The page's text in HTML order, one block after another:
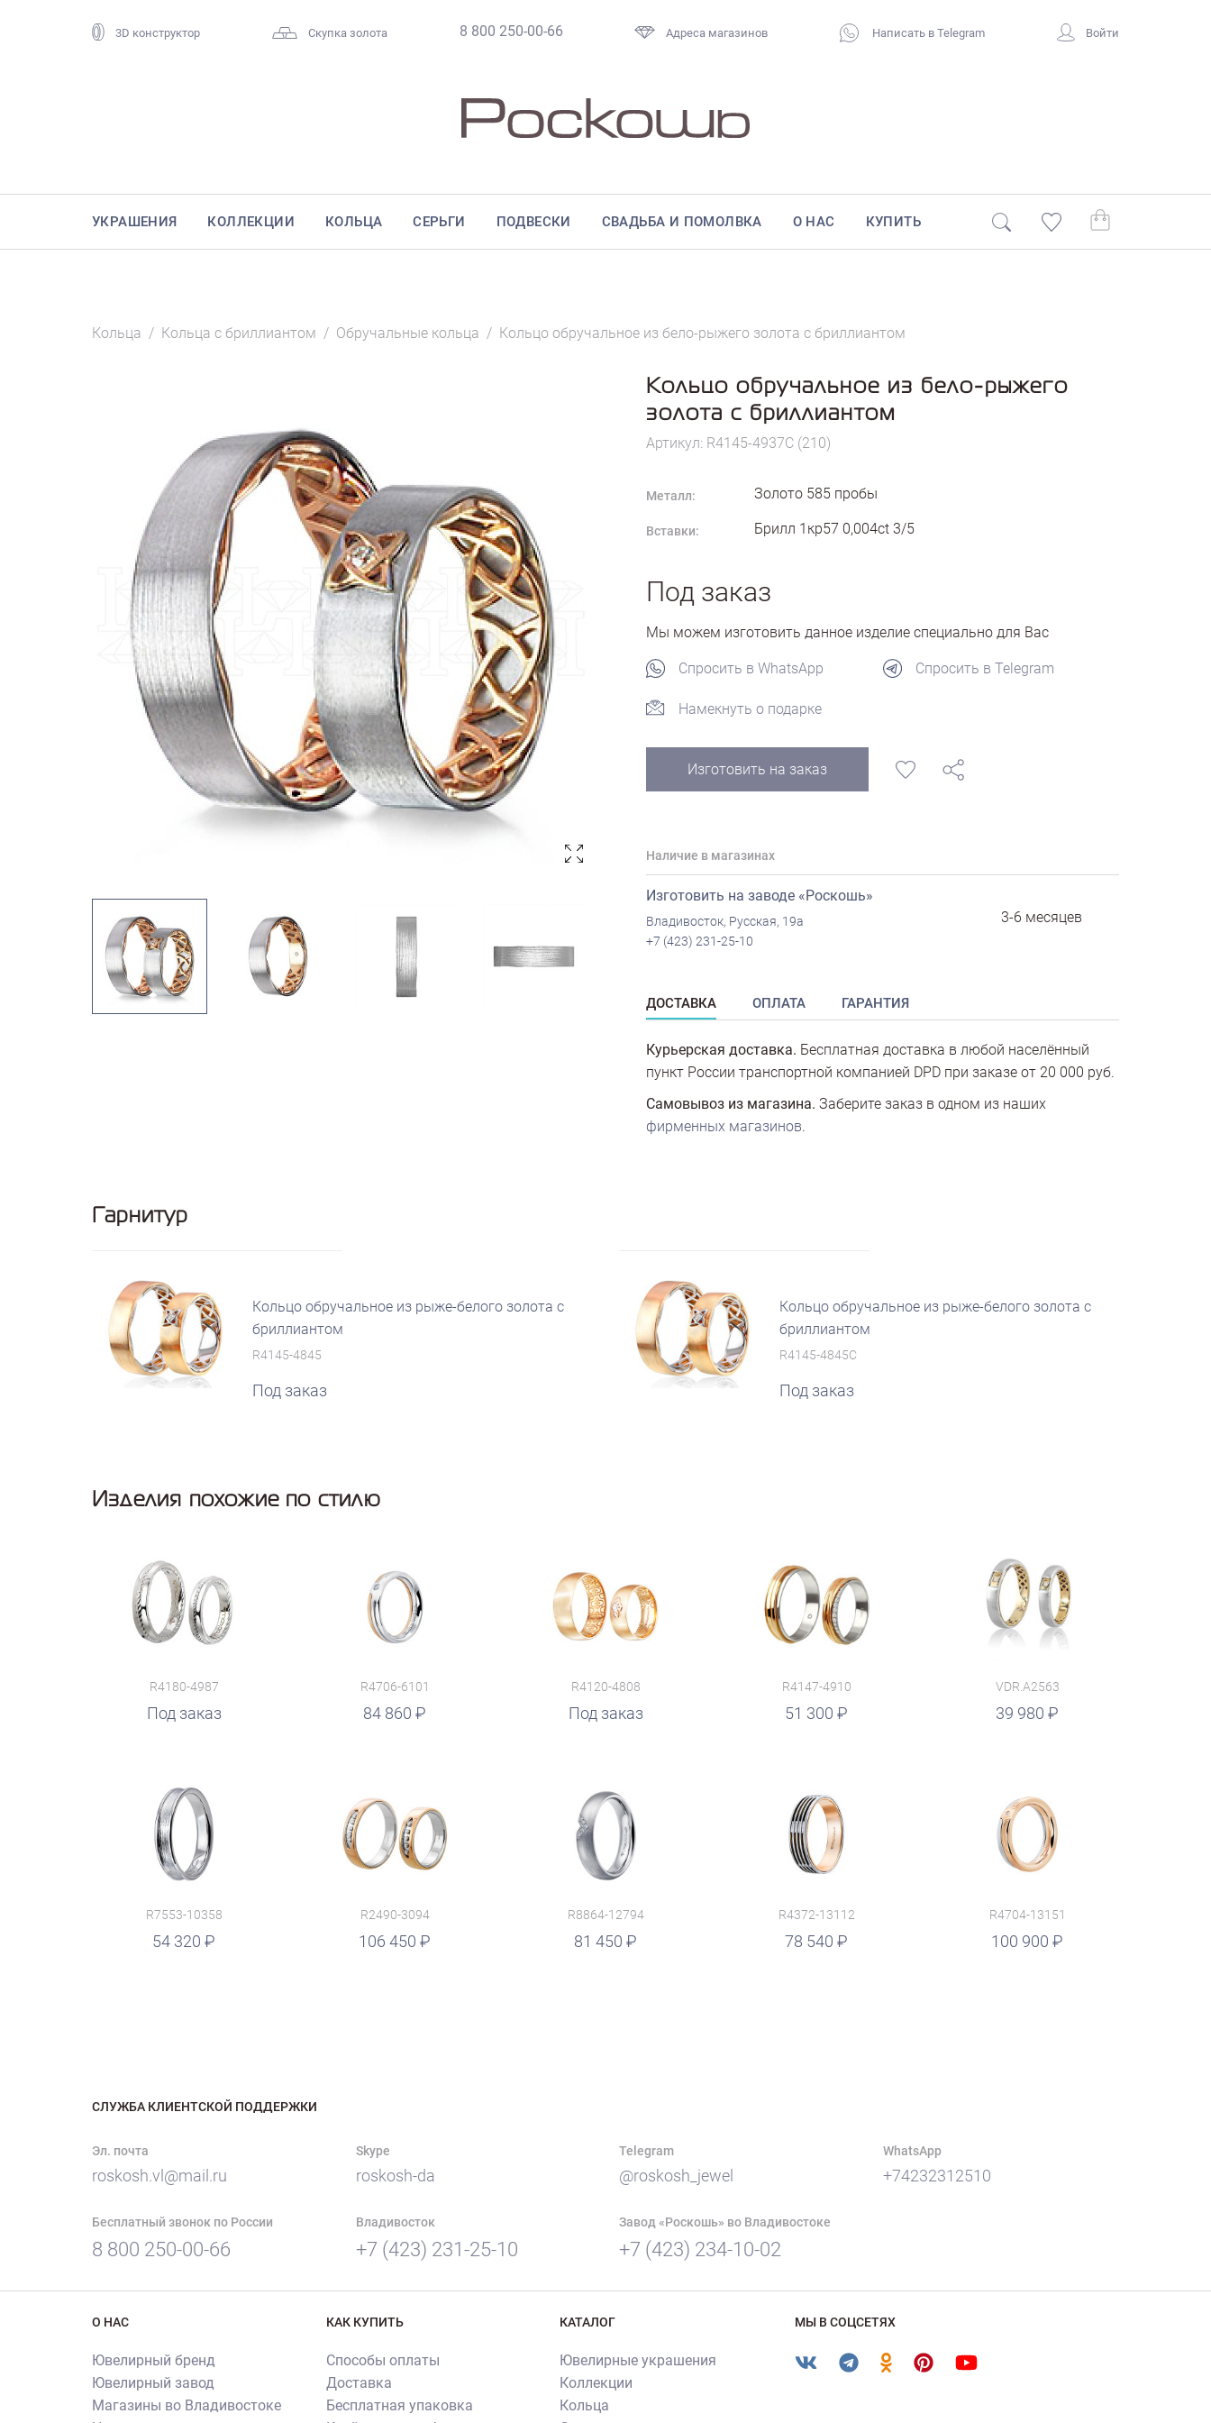
3D конструктор Скупка золота 8 800 250-00-66 Адреса магазинов Написать в Telegram Войти
УКРАШЕНИЯ КОЛЛЕКЦИИ КОЛЬЦА СЕРЬГИ ПОДВЕСКИ СВАДЬБА И ПОМОЛВКА О НАС КУПИТЬ
Кольца / Кольца с бриллиантом / Обручальные кольца / Кольцо обручальное из бело-рыжего золота с бриллиантом
Кольцо обручальное из бело-рыжего
золота с бриллиантом
Артикул: R4145-4937C (210)
Металл: Золото 585 пробы
Вставки: Брилл 1кр57 0,004ct 3/5
Под заказ
Мы можем изготовить данное изделие специально для Вас
Спросить в WhatsApp Спросить в Telegram
Намекнуть о подарке
Изготовить на заказ
Наличие в магазинах
Изготовить на заводе «Роскошь»
Владивосток, Русская, 19а
+7 (423) 231-25-10
3-6 месяцев
ДОСТАВКА ОПЛАТА ГАРАНТИЯ
Курьерская доставка. Бесплатная доставка в любой населённый
пункт России транспортной компанией DPD при заказе от 20 000 руб.
Самовывоз из магазина. Заберите заказ в одном из наших
фирменных магазинов.
Гарнитур
Кольцо обручальное из рыже-белого золота с
бриллиантом
R4145-4845
Под заказ
Кольцо обручальное из рыже-белого золота с
бриллиантом
R4145-4845C
Под заказ
Изделия похожие по стилю
R4180-4987
Под заказ
R4706-6101
84 860
руб.
R4120-4808
Под заказ
R4147-4910
51 300
руб.
VDR.A2563
39 980
руб.
R7553-10358
54 320
R2490-3094
106 450
руб.
R8864-12794
81 450
руб.
R4372-13112
78 540
руб.
R4704-13151
100 900
руб.
СЛУЖБА КЛИЕНТСКОЙ ПОДДЕРЖКИ
Эл. почта
roskosh.vl@mail.ru
Skype
roskosh-da
Telegram
@roskosh_jewel
WhatsApp
+74232312510
Бесплатный звонок по России
8 800 250-00-66
Владивосток
+7 (423) 231-25-10
Завод «Роскошь» во Владивостоке
+7 (423) 234-10-02
О НАС
Ювелирный бренд
Ювелирный завод
Магазины во Владивостоке
КАК КУПИТЬ
Способы оплаты
Доставка
Бесплатная упаковка
КАТАЛОГ
Ювелирные украшения
Коллекции
Кольца
МЫ В СОЦСЕТЯХ